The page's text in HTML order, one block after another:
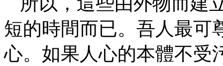
短的時間而已。吾人最可
心。如果人心的本體不受